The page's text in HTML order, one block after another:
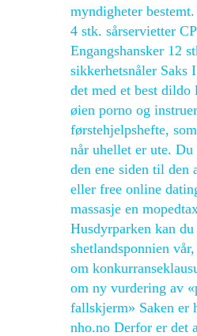
myndigheter
4 stk. sårservietter
Engangshansker 12
sikkerhetsnåler Saks
det med et best dildo
øien porno og
førstehjelpshefte,
når uhellet er ute.
den ene siden til den
eller free online
massasje en
Husdyrparken kan
shetlandsponnien
om
om ny vurdering av
fallskjerm» Saken er
nho.no Derfor er det